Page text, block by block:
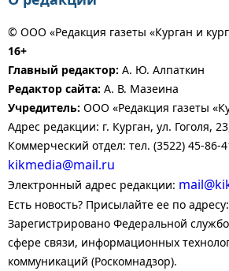
© ООО «Редакция газеты «Курган и
16+
Главный редактор: А. Ю. Алпаткин
Редактор сайта: А. В. Мазеина
Учредитель: ООО «Редакция газеты
Адрес редакции: г. Курган, ул. Гоголя,
Коммерческий отдел: тел. (3522) 45-86-
kikmedia@mail.ru
Электронный адрес редакции:
Есть новость? Присылайте ее по адресу:
Зарегистрировано Федеральной
сфере связи, информационных
коммуникаций (Роскомнадзор).